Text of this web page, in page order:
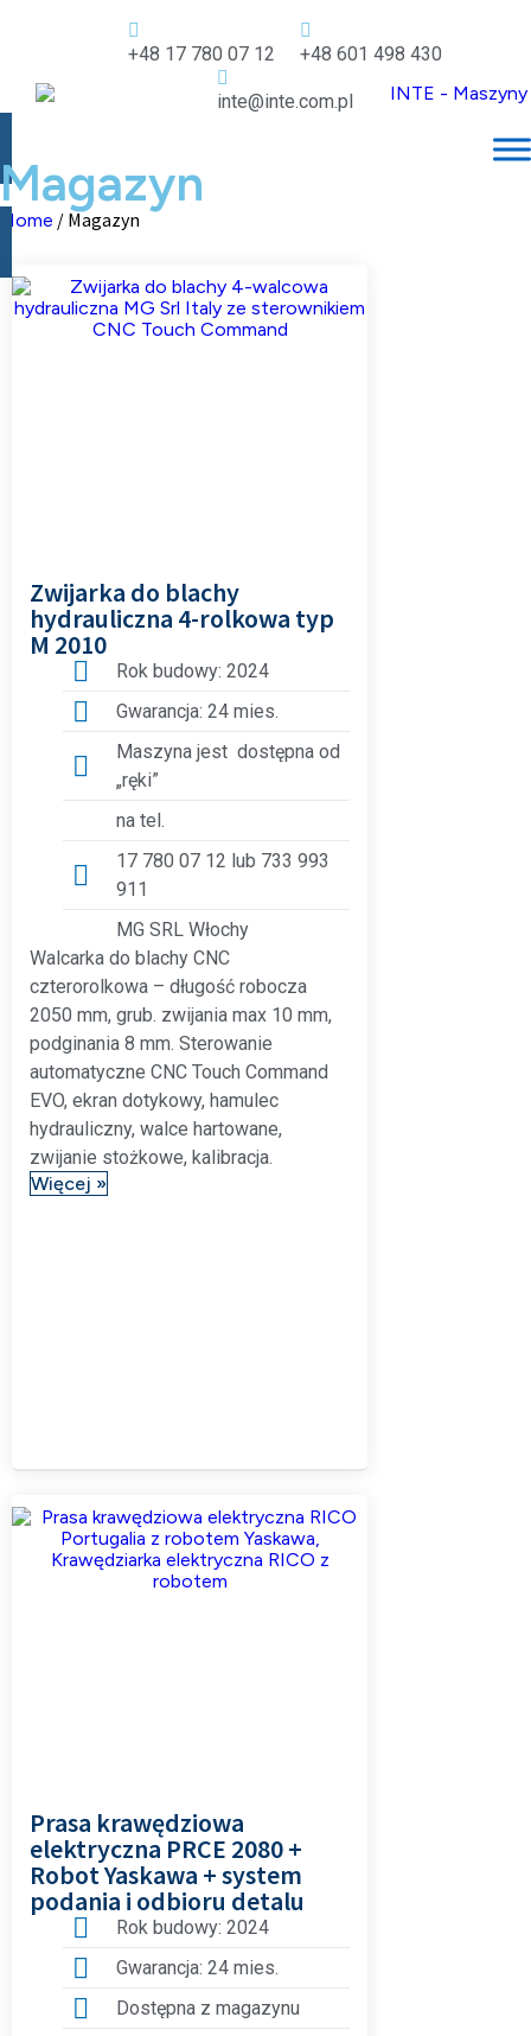
+48 17 780 07 12 +48 601 498 430
inte@inte.com.pl
Magazyn
Home / Magazyn
Zwijarka do blachy
hydrauliczna 4-rolkowa typ
M 2010
Rok budowy: 2024
Gwarancja: 24 mies.
Maszyna jest dostępna od
„ręki”
na tel.
17 780 07 12 lub 733 993
911
MG SRL Włochy
Walcarka do blachy CNC
czterorolkowa – długość robocza
2050 mm, grub. zwijania max 10 mm,
podginania 8 mm. Sterowanie
automatyczne CNC Touch Command
EVO, ekran dotykowy, hamulec
hydrauliczny, walce hartowane,
zwijanie stożkowe, kalibracja.
Więcej »
Prasa krawędziowa
elektryczna PRCE 2080 +
Robot Yaskawa + system
podania i odbioru detalu
Rok budowy: 2024
Gwarancja: 24 mies.
Dostępna z magazynu